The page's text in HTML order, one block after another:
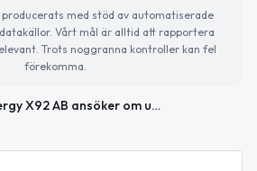
med stöd av automatiserade
Vårt mål är alltid att rapportera
Trots noggranna kontroller kan fel
förekomma.
Energy X92 AB ansöker om undersökningstillstånd i Jämtlands län